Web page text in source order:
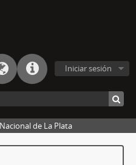
Iniciar sesión
de La Plata